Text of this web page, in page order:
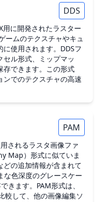
DDS
に開発されたラスター
ームのテクスチャやキュ
使用されます。DDSフ
セル形式、ミップマッ
存できます。この形式
ンでのテクスチャの高速
PAM
されるラスタ画像ファ
Map）形式に似ていま
の追加情報が含まれて
な色深度のグレースケー
きます。PAM形式は、
較して、他の画像編集ソ